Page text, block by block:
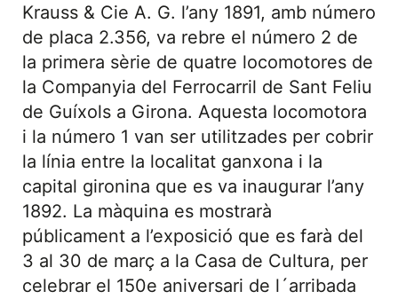
Krauss & Cie A. G. l’any 1891, amb número
de placa 2.356, va rebre el número 2 de
la primera sèrie de quatre locomotores de
la Companyia del Ferrocarril de Sant Feliu
de Guíxols a Girona. Aquesta locomotora
i la número 1 van ser utilitzades per cobrir
la línia entre la localitat ganxona i la
capital gironina que es va inaugurar l’any
1892. La màquina es mostrarà
públicament a l’exposició que es farà del
3 al 30 de març a la Casa de Cultura, per
celebrar el 150e aniversari de l´arribada